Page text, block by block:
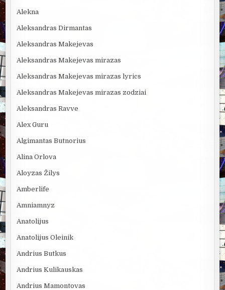
Alekna
Aleksandras Dirmantas
Aleksandras Makejevas
Aleksandras Makejevas mirazas
Aleksandras Makejevas mirazas lyrics
Aleksandras Makejevas mirazas zodziai
Aleksandras Ravve
Alex Guru
Algimantas Butnorius
Alina Orlova
Aloyzas Žilys
Amberlife
Amniamnyz
Anatolijus
Anatolijus Oleinik
Andrius Butkus
Andrius Kulikauskas
Andrius Mamontovas